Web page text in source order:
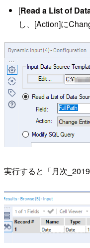
[Read a List of
し、[Action]に
実行すると「月次